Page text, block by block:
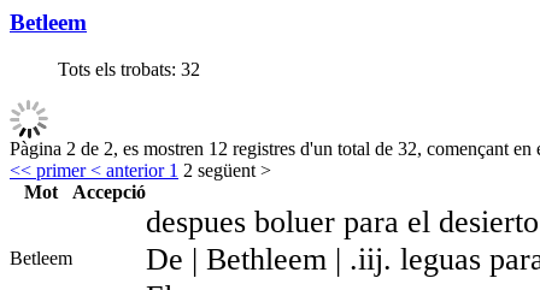
Betleem
Tots els trobats: 32
Pàgina 2 de 2, es mostren 12 registres d'un total de 32, començant
<< primer< anterior 1 2 següent >
Mot
Accepció
Betleem
despues boluer para el
De | Bethleem | .iij. leguas